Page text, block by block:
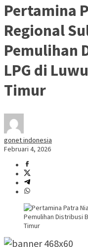
Pertamina
Regional
Pemulihan
LPG di
Timur
gonet indonesia
Februari 4, 2026